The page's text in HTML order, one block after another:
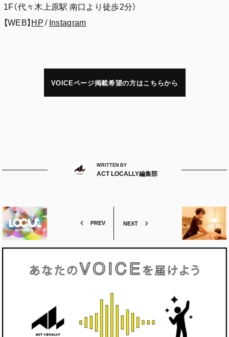
1F（代々木上原駅 南口より徒歩2分）
【WEB】HP/Instagram
VOICEページ掲載希望の方はこちらから
WRITTEN BY
ACT LOCALLY編集部
PREV NEXT